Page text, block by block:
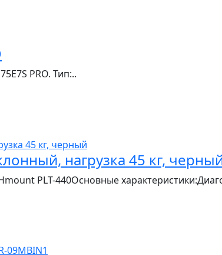
PRO. Тип:..
нагрузка 45 кг,
PLT-440Основные